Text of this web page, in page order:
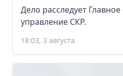
Дело расследует
управление СКР.
18:03, 3 августа